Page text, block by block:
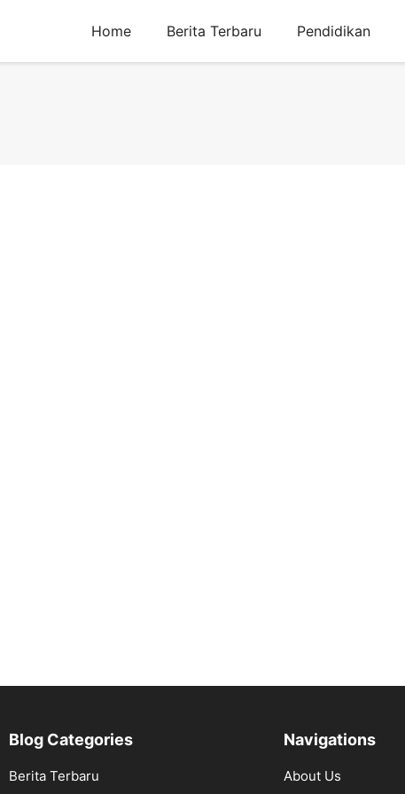
Home Berita Terbaru Pendidikan
Blog Categories
Berita Terbaru
Navigations
About Us